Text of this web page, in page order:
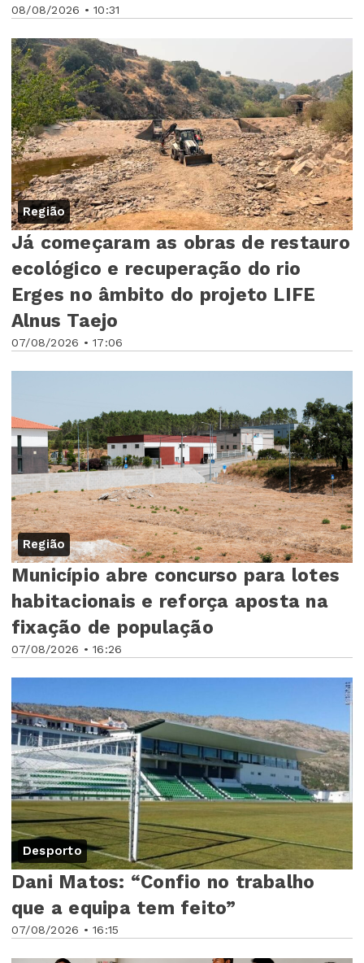
08/08/2026 • 10:31
Região
07/08/2026 • 17:06
Já começaram as obras de restauro
ecológico e recuperação do rio
Erges no âmbito do projeto LIFE
Alnus Taejo
Região
07/08/2026 • 16:26
Município abre concurso para lotes
habitacionais e reforça aposta na
fixação de população
Desporto
07/08/2026 • 16:15
Dani Matos: “Confio no trabalho
que a equipa tem feito”